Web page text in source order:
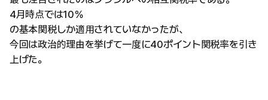
4月時点では10％
の基本関税しか適用されていなかったが、
今回は政治的理由を挙げて一度に40ポイント関税率を引き
上げた。